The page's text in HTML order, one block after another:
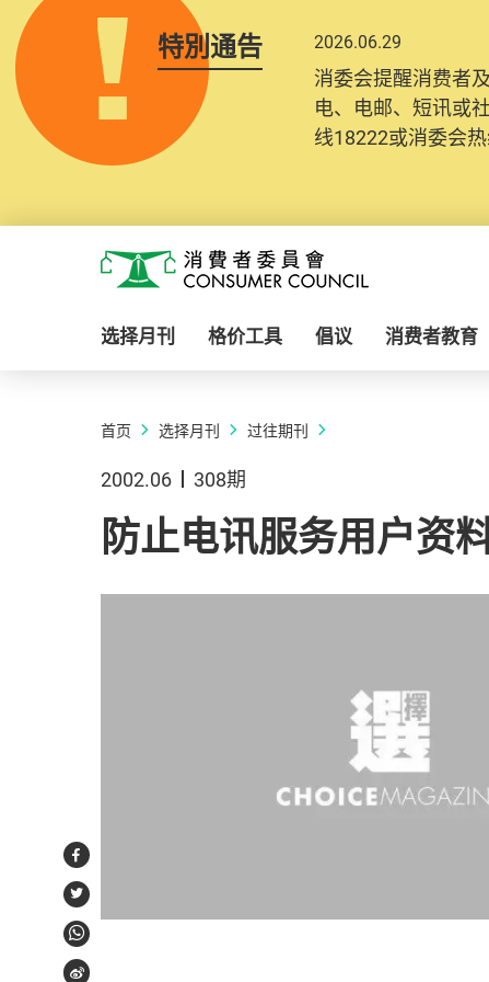
特別通告 2026.06.29
消委会提醒消费者
电、电邮、短讯或
线18222或消委会
消费者委员会
选择月刊 格价工具 倡议 消费者教育
首页 选择月刊 过往期刊
2002.06 308期
防止电讯服务用户资
Facebook
Twitter
WhatsApp